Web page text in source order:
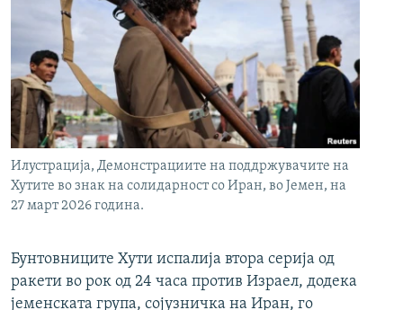
Илустрација, Демонстрациите на поддржувачите на
Хутите во знак на солидарност со Иран, во Јемен, на
27 март 2026 година.
Бунтовниците Хути испалија втора серија од
ракети во рок од 24 часа против Израел, додека
јеменската група, сојузничка на Иран, го